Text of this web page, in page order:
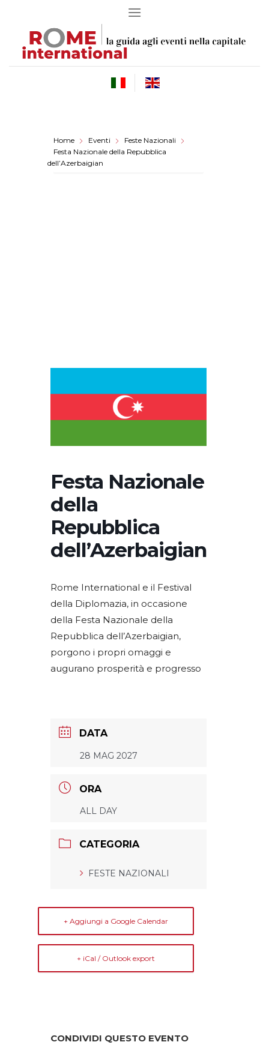
Home Eventi
Feste Nazionali
Festa Nazionale della Repubblica
dell’Azerbaigian
Festa Nazionale
della
Repubblica
dell’Azerbaigian
Rome International e il Festival
della Diplomazia, in occasione
della Festa Nazionale della
Repubblica dell’Azerbaigian,
porgono i propri omaggi e
augurano prosperità e progresso
DATA
28 MAG 2027
ORA
ALL DAY
CATEGORIA
FESTE NAZIONALI
+ Aggiungi a Google Calendar
+ iCal / Outlook export
CONDIVIDI QUESTO EVENTO